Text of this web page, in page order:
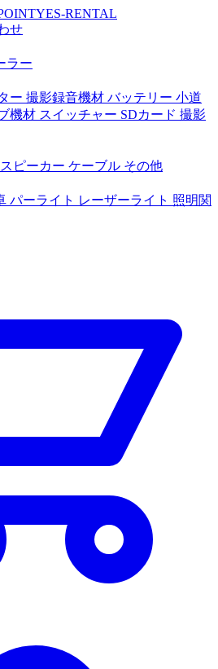
RENTAL
せ
ラー
ー 撮影録音機材 バッテリー 小道
機材 スイッチャー SDカード 撮影
スピーカー ケーブル その他
パーライト レーザーライト 照明関